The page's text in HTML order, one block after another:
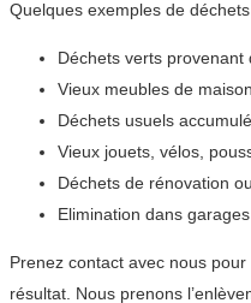
Quelques exemples de
Déchets verts provenant
Vieux meubles de
Déchets usuels
Vieux jouets, vélos,
Déchets de rénovation
Elimination dans
Prenez contact avec nous
résultat. Nous prenons